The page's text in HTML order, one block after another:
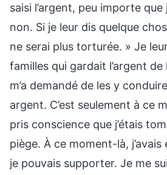
saisi l’argent, peu importe que
non. Si je leur dis quelque
ne serai plus torturée. » Je
familles qui gardait l’argent de
m’a demandé de les y
argent. C’est seulement à ce
pris conscience que j’étais
piège. À ce moment-là,
je pouvais supporter. Je me